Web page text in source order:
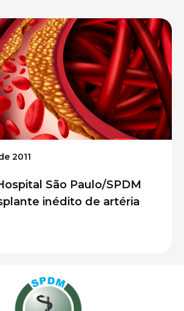
2011
São Paulo/SPDM
inédito de artéria